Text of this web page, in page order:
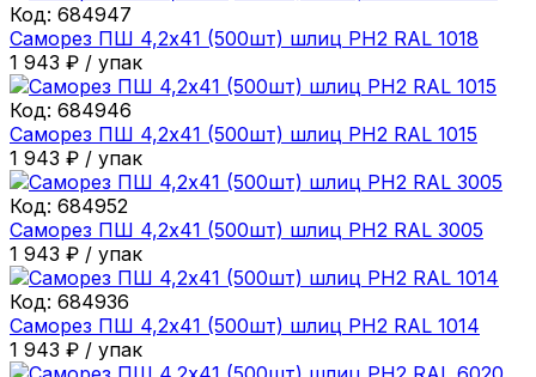
Код: 684947
Саморез ПШ 4,2х41 (500шт) шлиц PH2 RAL 1018
1 943 ₽ / упак
Код: 684946
Саморез ПШ 4,2х41 (500шт) шлиц PH2 RAL 1015
1 943 ₽ / упак
Код: 684952
Саморез ПШ 4,2х41 (500шт) шлиц PH2 RAL 3005
1 943 ₽ / упак
Код: 684936
Саморез ПШ 4,2х41 (500шт) шлиц PH2 RAL 1014
1 943 ₽ / упак